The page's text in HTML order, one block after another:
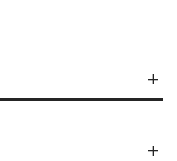
wurde 1950 für WMF